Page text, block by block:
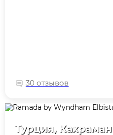
30 отзывов
Турция,